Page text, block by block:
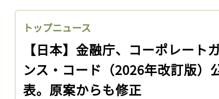
トップニュース
【日本】金融庁、コーポレート
ンス・コード（2026年改訂版）
表。原案からも修正